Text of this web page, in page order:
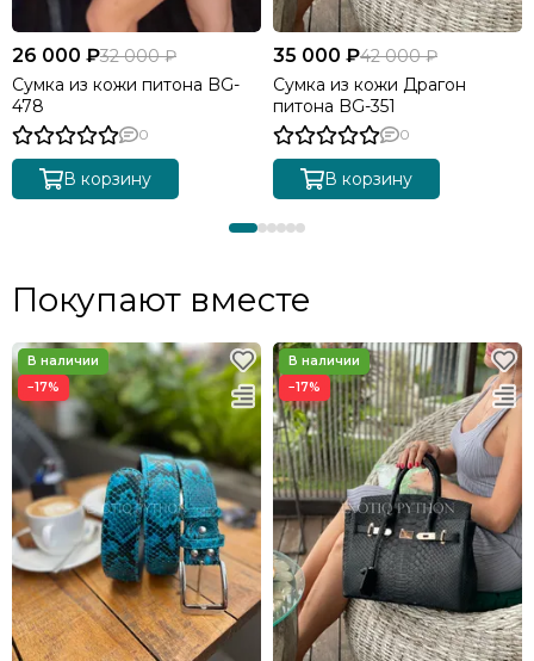
26 000 ₽32 000 ₽
Сумка из кожи питона BG-
478
0
В корзину
35 000 ₽42 000 ₽
Сумка из кожи Драгон
питона BG-351
0
В корзину
Покупают вместе
−17% −17%